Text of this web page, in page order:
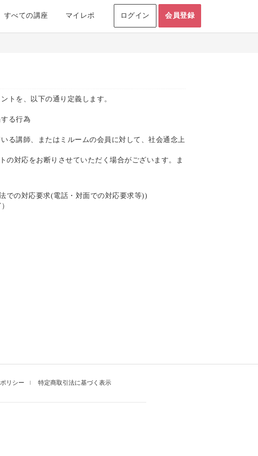
すべての講座 マイレポ ログイン 会員登録
トを、以下の通り定義します。
る行為
る講師、またはミルームの会員に対して、社会通念上
の対応をお断りさせていただく場合がございます。ま
での対応要求(電話・対面での対応要求等))
リシー 特定商取引法に基づく表示